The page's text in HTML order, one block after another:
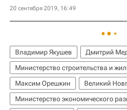
20 сентября 2019, 16:49
Владимир Якушев
Дмитрий
Максим Орешкин
Великий